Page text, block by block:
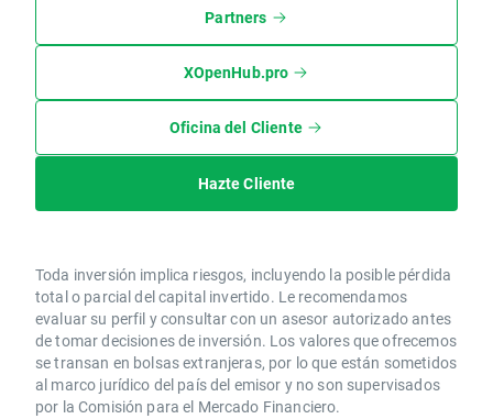
Partners
XOpenHub.pro
Oficina del Cliente
Hazte Cliente
Toda inversión implica riesgos, incluyendo la posible pérdida
total o parcial del capital invertido. Le recomendamos
evaluar su perfil y consultar con un asesor autorizado antes
de tomar decisiones de inversión. Los valores que ofrecemos
se transan en bolsas extranjeras, por lo que están sometidos
al marco jurídico del país del emisor y no son supervisados
por la Comisión para el Mercado Financiero.